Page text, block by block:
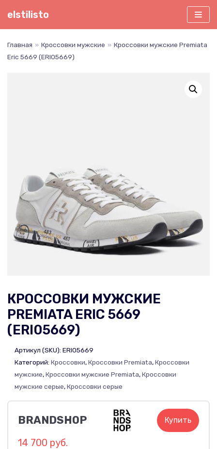
Перейти
elstilisto
Главная » Кроссовки мужские » Кроссовки мужские Premiata
Eric 5669 (ERI05669)
КРОССОВКИ МУЖСКИЕ
PREMIATA ERIC 5669
(ERI05669)
Артикул (SKU): ERI05669
Категорий: Кроссовки,Кроссовки Premiata,Кроссовки
мужские,Кроссовки мужские Premiata,Кроссовки
мужские серые,Кроссовки серые
BRANDSHOP Купить
14 700 руб.